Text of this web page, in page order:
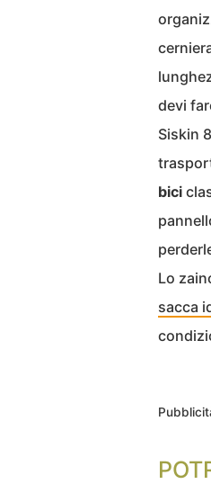
devi
Siskin
bici
Lo
sacca